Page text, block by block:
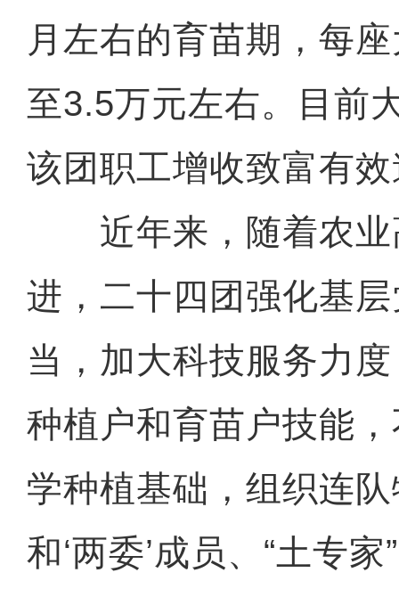
月左右的育苗期，每
至3.5万元左右。目前
该团职工增收致富有
近年来，随着农业
进，二十四团强化基
当，加大科技服务力
种植户和育苗户技能
学种植基础，组织连
和‘两委’成员、“土专